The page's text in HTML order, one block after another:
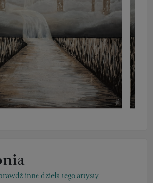
inne dzieła tego artysty